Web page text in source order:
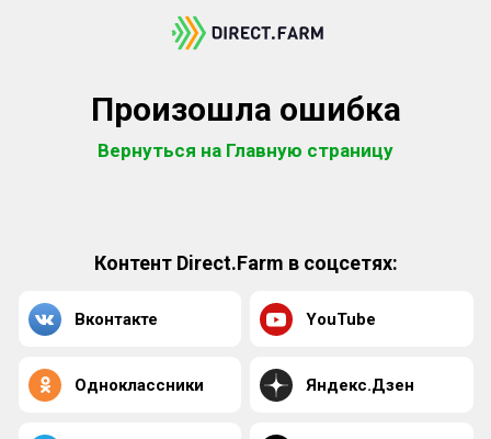
Произошла ошибка
Вернуться на Главную страницу
Контент Direct.Farm в соцсетях:
Вконтакте YouTube
Одноклассники Яндекс.Дзен